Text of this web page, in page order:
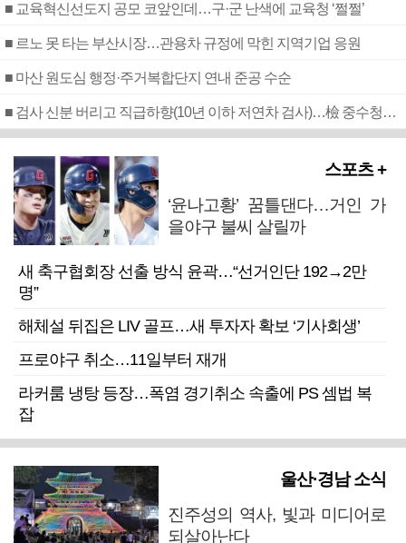
■ 교육혁신선도지 공모 코앞인데…구·군 난색에 교육청 ‘쩔쩔’
■ 르노 못 타는 부산시장…관용차 규정에 막힌 지역기업 응원
■ 마산 원도심 행정·주거복합단지 연내 준공 수순
■ 검사 신분 버리고 직급하향(10년 이하 저연차 검사)…檢 중수청행 기피
스포츠 +
‘윤나고황’ 꿈틀댄다…거인 가
을야구 불씨 살릴까
새 축구협회장 선출 방식 윤곽…“선거인단 192→2만
명”
해체설 뒤집은 LIV 골프…새 투자자 확보 ‘기사회생’
프로야구 취소…11일부터 재개
라커룸 냉탕 등장…폭염 경기취소 속출에 PS 셈법 복
잡
울산·경남 소식
진주성의 역사, 빛과 미디어로
되살아난다